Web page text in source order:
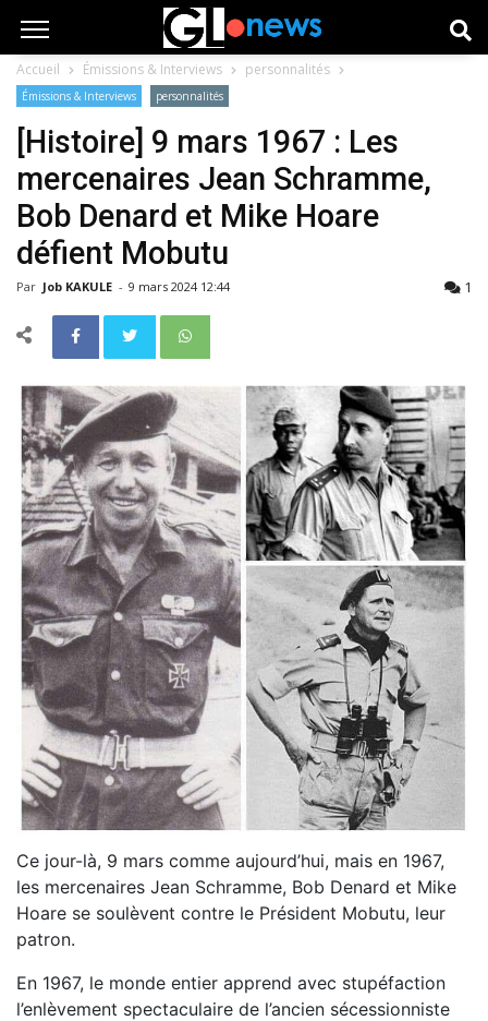
Accueil Émissions & Interviews personnalités
Émissions & Interviews personnalités
[Histoire] 9 mars 1967 : Les
mercenaires Jean Schramme,
Bob Denard et Mike Hoare
défient Mobutu
Par Job KAKULE - 9 mars 2024 12:44 1
Ce jour-là, 9 mars comme aujourd’hui, mais en 1967,
les mercenaires Jean Schramme, Bob Denard et Mike
Hoare se soulèvent contre le Président Mobutu, leur
patron.
En 1967, le monde entier apprend avec stupéfaction
l’enlèvement spectaculaire de l’ancien sécessionniste